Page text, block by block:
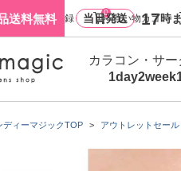
送料無料 当日発送 17時
ディーマジックTOP アウトレットセール
・新規会員登録
0
買い物カゴ
カラコン・サ
1day2week